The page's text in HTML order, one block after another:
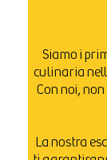
Siamo i
culinaria
Con noi,
La nostra